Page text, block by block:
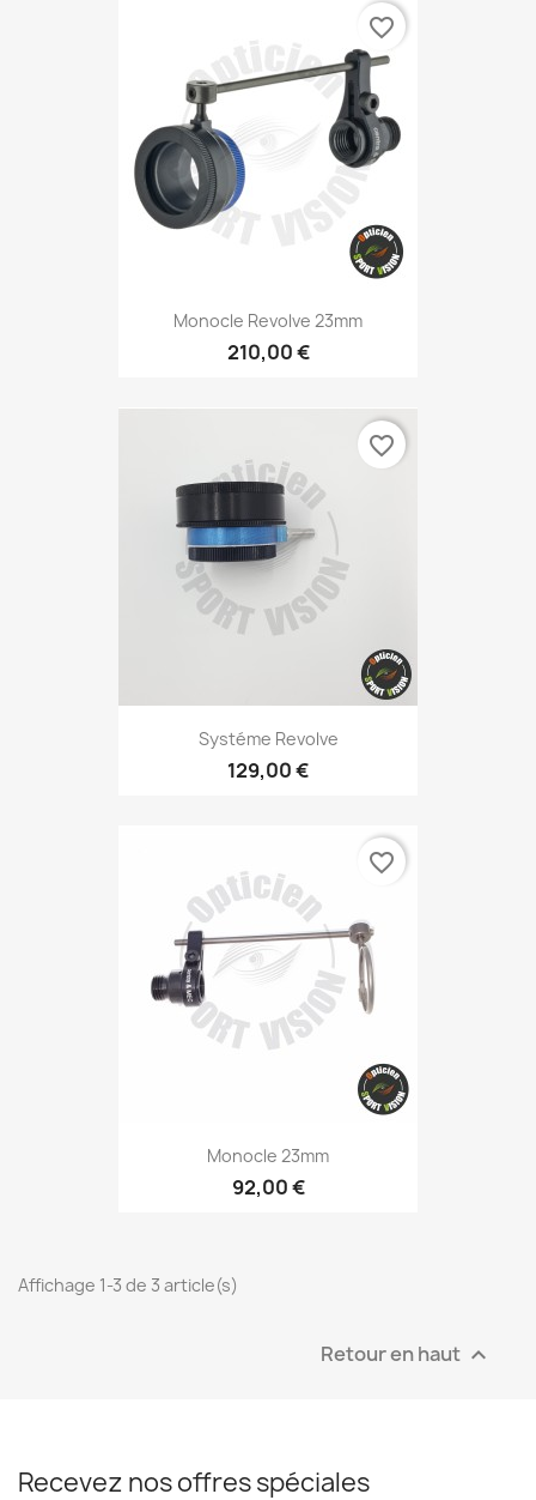
Monocle Revolve 23mm
210,00 €
favorite_border
Systéme Revolve
129,00 €
favorite_border
Monocle 23mm
92,00 €
favorite_border
Affichage 1-3 de 3 article(s)
Retour en haut 
Recevez nos offres spéciales